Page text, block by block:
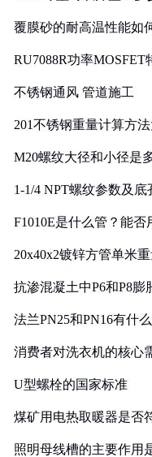
覆膜砂的耐高温性能如
RU7088R功率
不锈钢通风 管道施工
201不锈钢重量计算方
M20螺纹大径和小径是
1-1/4 NPT螺纹参数及
F1010E是什么管？能否
20x40x2镀锌方管单米
抗渗混凝土中P6和P8膨
法兰PN25和PN16有什
消费者对洗衣机的核心
U型螺栓的国家标准
煤矿用电热取暖器是否
照明母线槽的主要作用